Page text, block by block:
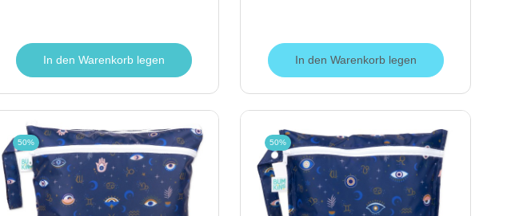
In den Warenkorb legen In den Warenkorb legen
50% 50%